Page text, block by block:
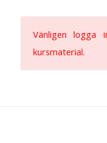
Vänligen
kursmaterial.